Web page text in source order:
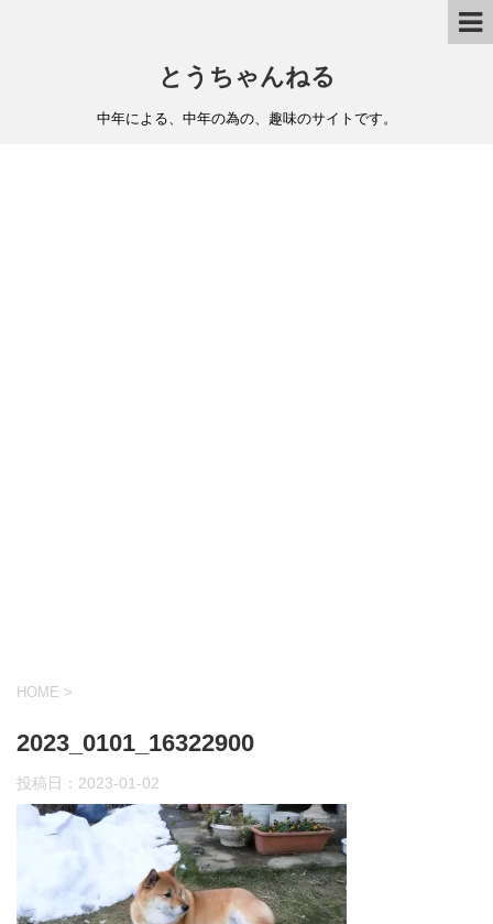
とうちゃんねる
中年による、中年の為の、趣味のサイトです。
HOME >
2023_0101_16322900
投稿日： 2023-01-02